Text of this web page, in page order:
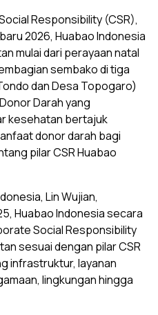
Responsibility (CSR),
2026, Huabao Indonesia
mulai dari perayaan natal
sembako di tiga
dan Desa Topogaro)
Darah yang
kesehatan bertajuk
donor darah bagi
pilar CSR Huabao
Lin Wujian,
Huabao Indonesia secara
Social Responsibility
sesuai dengan pilar CSR
infrastruktur, layanan
lingkungan hingga